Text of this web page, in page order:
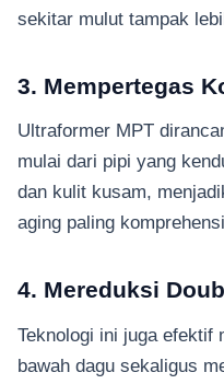
sekitar mulut tampak
3. Mempertegas
Ultraformer MPT
mulai dari pipi yang
dan kulit kusam,
aging paling
4. Mereduksi
Teknologi ini juga efektif
bawah dagu sekaligus